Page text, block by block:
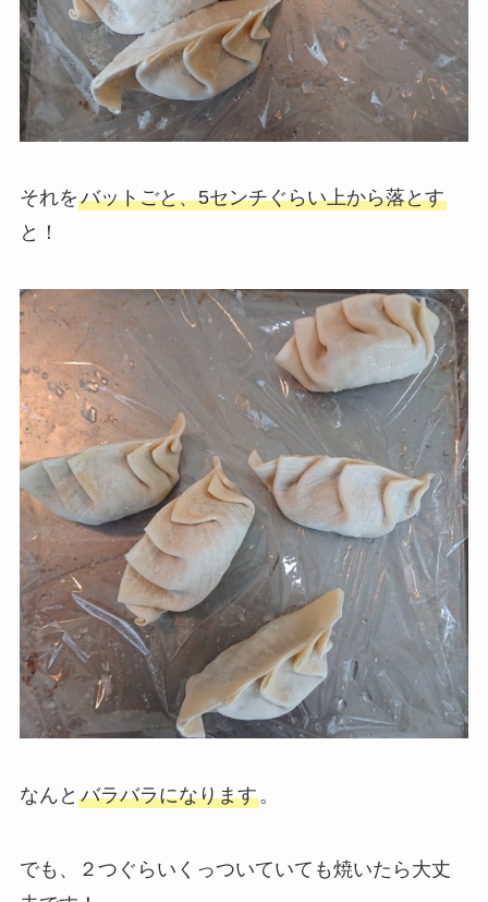
それをバットごと、5センチぐらい上から落とす
と！
なんと バラバラになります。
でも、２つぐらいくっついていても焼いたら大丈